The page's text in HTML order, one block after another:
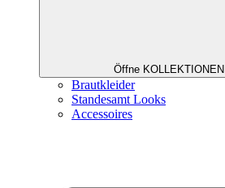
Öffne KOLLEKTIONEN
Brautkleider
Standesamt Looks
Accessoires